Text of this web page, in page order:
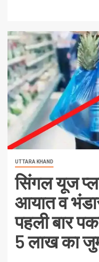
UTTARA KHAND
सिंगल यूज
आयात व
पहली बार
5 लाख का